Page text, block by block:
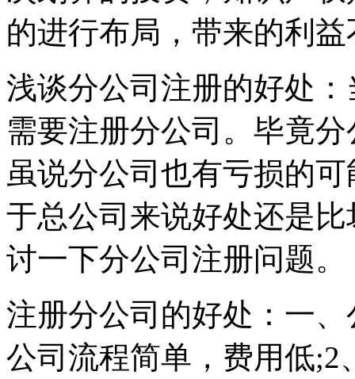
的进行布局，带来的利
浅谈分公司注册的好处
需要注册分公司。毕竟
虽说分公司也有亏损的
于总公司来说好处还是
讨一下分公司注册问题。
注册分公司的好处：一
公司流程简单，费用低;2